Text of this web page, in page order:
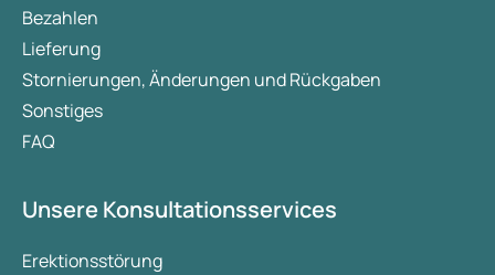
Bezahlen
Lieferung
Stornierungen, Änderungen und Rückgaben
Sonstiges
FAQ
Unsere Konsultationsservices
Erektionsstörung